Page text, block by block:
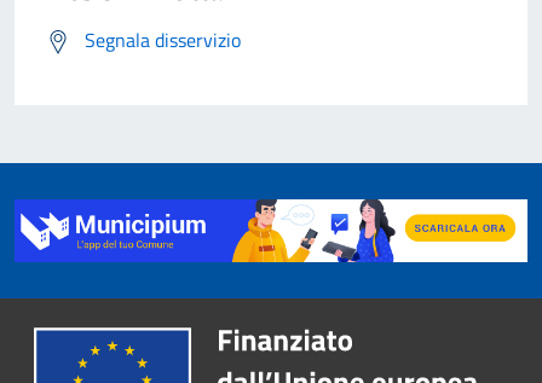
Segnala disservizio